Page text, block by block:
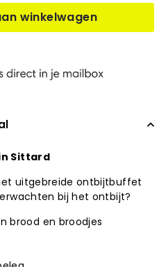
winkelwagen
Sittard
uitgebreide ontbijtbuffet
bij het ontbijt?
brood en broodjes